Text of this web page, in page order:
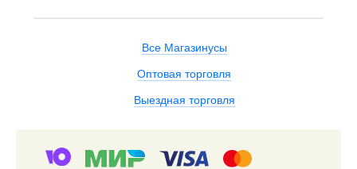
Все Магазинусы
Оптовая торговля
Выездная торговля